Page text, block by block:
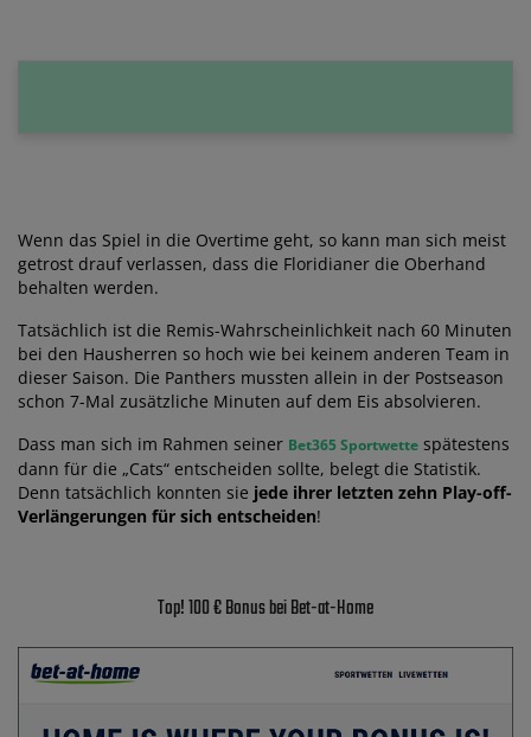
Wenn das Spiel in die Overtime geht, so kann man sich meist
getrost drauf verlassen, dass die Floridianer die Oberhand
behalten werden.
Tatsächlich ist die Remis-Wahrscheinlichkeit nach 60 Minuten
bei den Hausherren so hoch wie bei keinem anderen Team in
dieser Saison. Die Panthers mussten allein in der Postseason
schon 7-Mal zusätzliche Minuten auf dem Eis absolvieren.
Dass man sich im Rahmen seiner Bet365 Sportwette spätestens
dann für die „Cats“ entscheiden sollte, belegt die Statistik.
Denn tatsächlich konnten sie jede ihrer letzten zehn Play-off-
Verlängerungen für sich entscheiden!
Top! 100 € Bonus bei Bet-at-Home